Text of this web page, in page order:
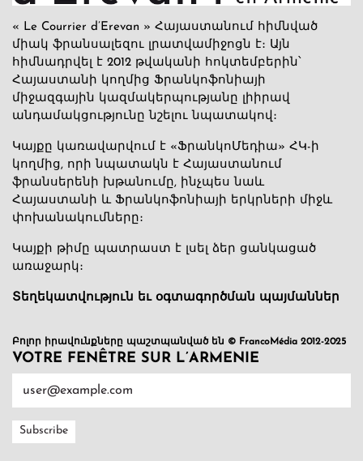
« Le Courrier d’Erevan » Հայաստանում հիմնված
միակ ֆրանսալեզու լրատվամիջոցն է։ Այն
հիմնադրվել է 2012 թվականի հոկտեմբերին՝
Հայաստանի կողմից Ֆրանկոֆոնիայի
միջազգային կազմակերպությանը լիիրավ
անդամակցությունը նշելու նպատակով։
Կայքը կառավարվում է «ՖրանկոՄեդիա» ՀԿ-ի
կողմից, որի նպատակն է Հայաստանում
ֆրանսերենի խթանումը, ինչպես նաև
Հայաստանի և Ֆրանկոֆոնիայի երկրների միջև
փոխանակումները։
Կայքի թիմը պատրաստ է լսել ձեր ցանկացած
առաջարկ։
Տեղեկատվություն եւ օգտագործման պայմաններ
Բոլոր իրավունքները պաշտպանված են © FrancoMédia 2012-2025
VOTRE FENÊTRE SUR L’ARMENIE